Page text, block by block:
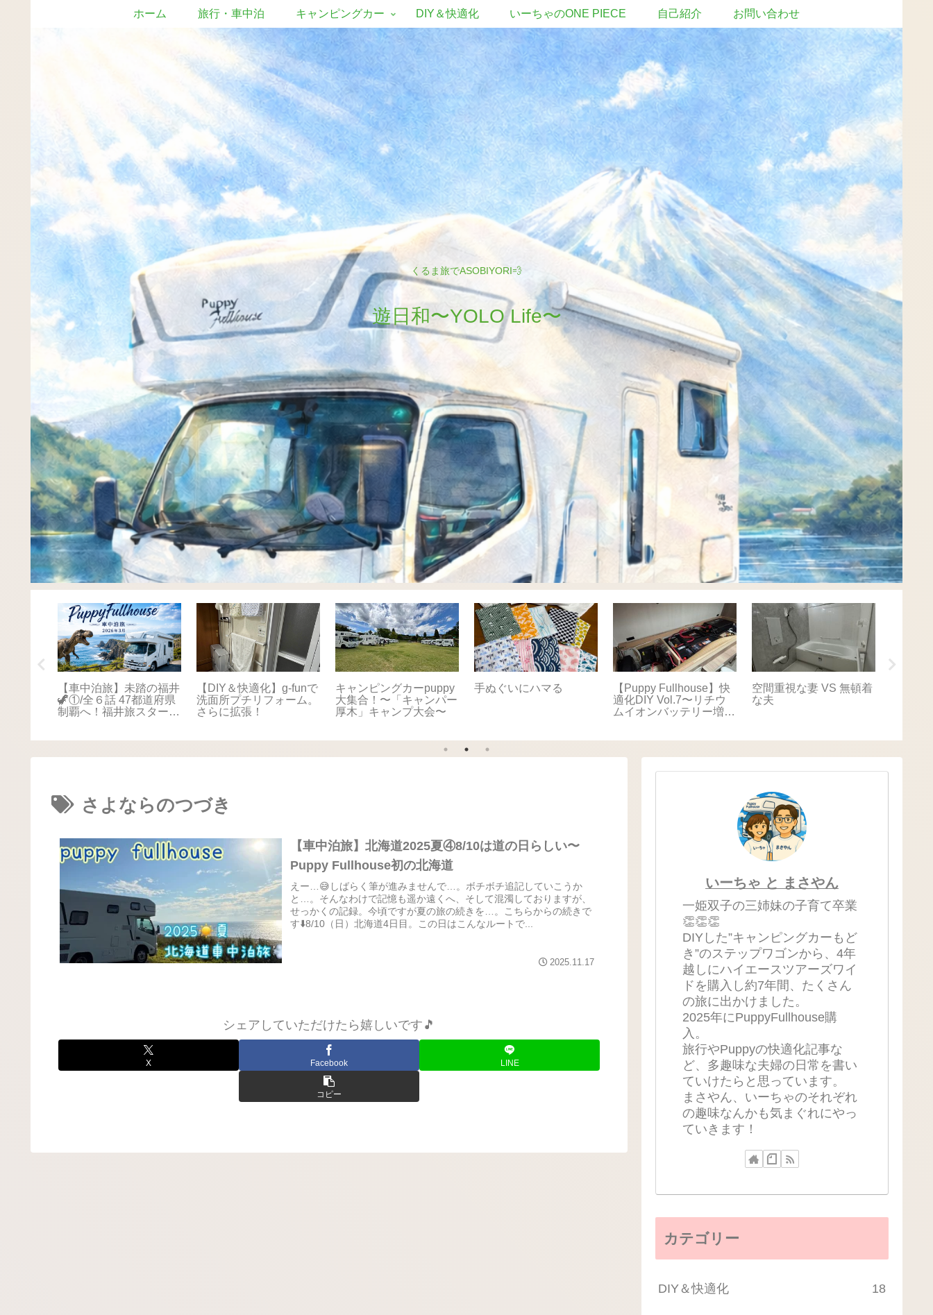
くるま旅でASOBIYORI💨
遊日和〜YOLO Life〜
ホーム 旅行・車中泊 キャンピングカー DIY＆快適化 いーちゃのONE PIECE 自己紹介 お問い合わせ
【車中泊旅】未踏の福井
🦖①/全６話 47都道府県
制覇へ！福井旅スタート
【DIY＆快適化】g-funで
洗面所プチリフォーム。
さらに拡張！
キャンピングカーpuppy
大集合！〜「キャンパー
厚木」キャンプ大会〜
手ぬぐいにハマる
【Puppy Fullhouse】快
適化DIY Vol.7〜リチウ
ムイオンバッテリー増
空間重視な妻 VS 無頓着
な夫
さよならのつづき
【車中泊旅】北海道2025夏④8/10は道の日らしい〜
Puppy Fullhouse初の北海道
えー…😅しばらく筆が進みませんで…。ボチボチ追記していこうか
と…。そんなわけで記憶も遥か遠くへ、そして混濁しておりますが、
せっかくの記録。今頃ですが夏の旅の続きを…。こちらからの続きで
す⬇️8/10（日）北海道4日目。この日はこんなルートで...
2025.11.17
シェアしていただけたら嬉しいです🎵
X Facebook LINE
コピー
いーちゃ と まさやん
一姫双子の三姉妹の子育て卒業
👏👏👏
DIYした”キャンピングカーもど
き”のステップワゴンから、4年
越しにハイエースツアーズワイ
ドを購入し約7年間、たくさん
の旅に出かけました。
2025年にPuppyFullhouse購
入。
旅行やPuppyの快適化記事な
ど、多趣味な夫婦の日常を書い
ていけたらと思っています。
まさやん、いーちゃのそれぞれ
の趣味なんかも気まぐれにやっ
ていきます！
カテゴリー
DIY＆快適化 18